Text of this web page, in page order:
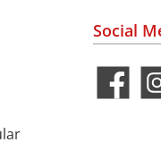
Social